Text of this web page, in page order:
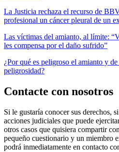
La Justicia rechaza el recurso de
profesional un cáncer pleural de un
Las víctimas del amianto, al límite:
les compensa por el daño sufrido”
¿Por qué es peligroso el amianto y
peligrosidad?
Contacte con nosotros
Si le gustaría conocer sus derechos,
acciones judiciales que puede
otros casos que quisiera compartir
pequeño cuestionario y un miembro
podrá inmediatamente en contacto